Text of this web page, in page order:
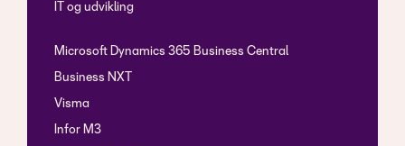
IT og udvikling
Microsoft Dynamics 365 Business Central
Business NXT
Visma
Infor M3